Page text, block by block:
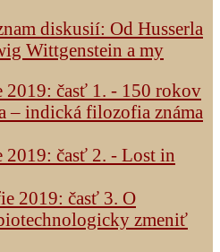
diskusií: Od Husserla
Wittgenstein a my
časť 1. - 150 rokov
– indická filozofia známa
časť 2. - Lost in
2019: časť 3. O
zmeniť